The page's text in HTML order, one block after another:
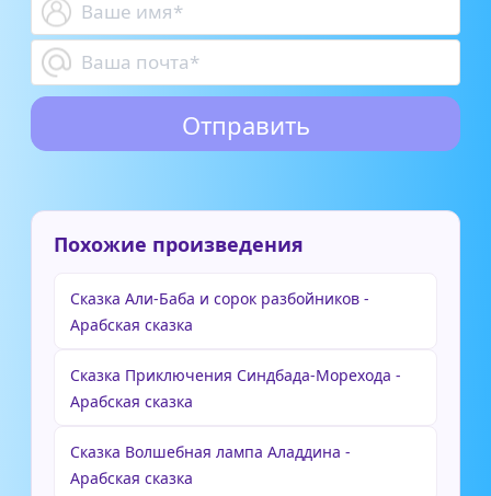
Похожие произведения
Сказка Али-Баба и сорок разбойников -
Арабская сказка
Сказка Приключения Синдбада-Морехода -
Арабская сказка
Сказка Волшебная лампа Аладдина -
Арабская сказка